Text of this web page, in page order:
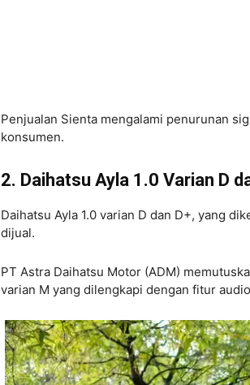
Penjualan Sienta mengalami penurunan
konsumen.
2. Daihatsu Ayla 1.0 Varian D
Daihatsu Ayla 1.0 varian D dan D+, yang
dijual.
PT Astra Daihatsu Motor (ADM)
varian M yang dilengkapi dengan fitur